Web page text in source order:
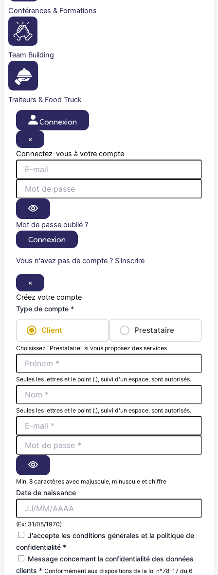
Conférences & Formations
Team Building
Traiteurs & Food Truck
Connexion
×
Connectez-vous à votre compte
Mot de passe oublié ?
Connexion
Vous n'avez pas de compte ? S'inscrire
×
Créez votre compte
Type de compte *
Client Prestataire
Choisissez "Prestataire" si vous proposez des services
Seules les lettres et le point (.), suivi d'un espace, sont autorisés.
Seules les lettres et le point (.), suivi d'un espace, sont autorisés.
Min. 8 caractères avec majuscule, minuscule et chiffre
Date de naissance
(Ex: 31/05/1970)
J'accepte les conditions générales et la politique de
confidentialité *
Message concernant la confidentialité des données
clients * Conformément aux dispositions de la loi n°78-17 du 6